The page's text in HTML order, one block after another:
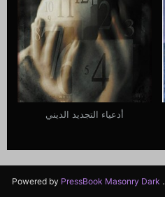
أدعياء التجديد الديني
Powered by PressBook Masonry Dark